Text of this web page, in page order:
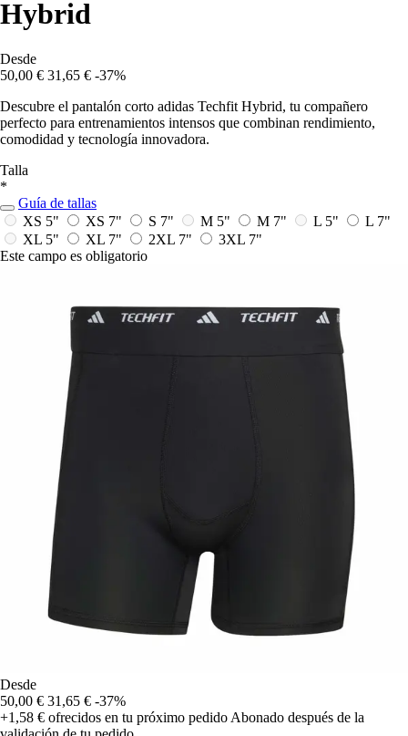
Hybrid
Desde
50,00 € 31,65 € -37%
Descubre el pantalón corto adidas Techfit Hybrid, tu compañero
perfecto para entrenamientos intensos que combinan rendimiento,
comodidad y tecnología innovadora.
Talla
*
Guía de tallas
XS 5"
XS 7" S 7" M 5" M 7" L 5"
L 7"
XL 5"
XL 7" 2XL 7"
3XL 7"
Este campo es obligatorio
Desde
50,00 € 31,65 € -37%
+1,58 € ofrecidos en tu próximo pedido Abonado después de la